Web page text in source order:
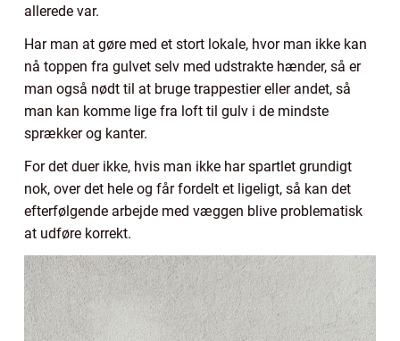
allerede var.
Har man at gøre med et stort lokale, hvor man ikke kan
nå toppen fra gulvet selv med udstrakte hænder, så er
man også nødt til at bruge trappestier eller andet, så
man kan komme lige fra loft til gulv i de mindste
sprækker og kanter.
For det duer ikke, hvis man ikke har spartlet grundigt
nok, over det hele og får fordelt et ligeligt, så kan det
efterfølgende arbejde med væggen blive problematisk
at udføre korrekt.